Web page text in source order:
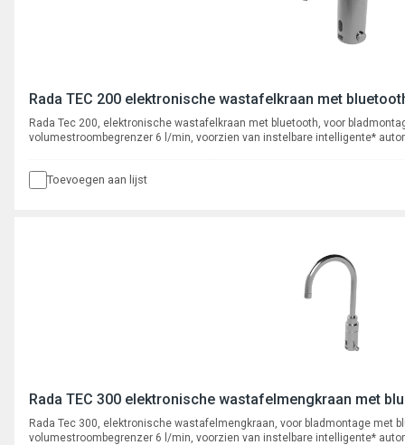
Rada TEC 200 elektronische wastafelkraan met
Rada Tec 200, elektronische wastafelkraan met bluetooth, voor
volumestroombegrenzer 6 l/min, voorzien van instelbare intelligente*
Toevoegen aan lijst
Rada TEC 300 elektronische wastafelmengkraan met
Rada Tec 300, elektronische wastafelmengkraan, voor bladmontage met
volumestroombegrenzer 6 l/min, voorzien van instelbare intelligente*